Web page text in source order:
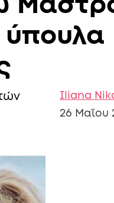
ύπουλα
Iliana
26 Μαΐου